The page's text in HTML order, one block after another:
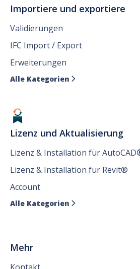
Importiere und exportiere
Validierungen
IFC Import / Export
Erweiterungen
Alle Kategorien 
Lizenz und Aktualisierung
Lizenz & Installation für AutoCAD
Lizenz & Installation für Revit®
Account
Alle Kategorien 
Mehr